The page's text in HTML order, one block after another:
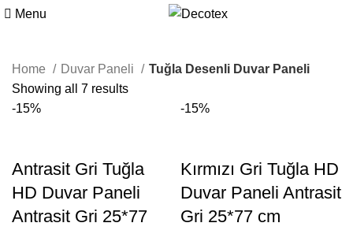
Menu
Home Duvar Paneli
Tuğla Desenli Duvar Paneli
Showing all 7 results
-15%
Antrasit Gri Tuğla
HD Duvar Paneli
Antrasit Gri 25*77
-15%
Kırmızı Gri Tuğla HD
Duvar Paneli Antrasit
Gri 25*77 cm